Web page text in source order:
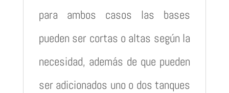
para ambos casos las bases
pueden ser cortas o altas según la
necesidad, además de que pueden
ser adicionados uno o dos tanques